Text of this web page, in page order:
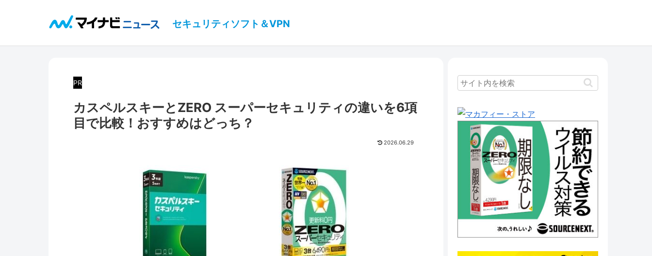
セキュリティソフト＆VPN
PR
カスペルスキーとZERO スーパーセキュリティの違いを6項
目で比較！おすすめはどっち？
2026.06.29